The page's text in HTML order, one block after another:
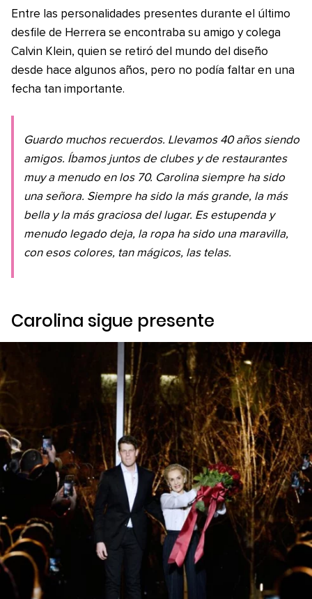
Entre las personalidades presentes durante el último
desfile de Herrera se encontraba su amigo y colega
Calvin Klein, quien se retiró del mundo del diseño
desde hace algunos años, pero no podía faltar en una
fecha tan importante.
Guardo muchos recuerdos. Llevamos 40 años siendo
amigos. Íbamos juntos de clubes y de restaurantes
muy a menudo en los 70. Carolina siempre ha sido
una señora. Siempre ha sido la más grande, la más
bella y la más graciosa del lugar. Es estupenda y
menudo legado deja, la ropa ha sido una maravilla,
con esos colores, tan mágicos, las telas.
Carolina sigue presente